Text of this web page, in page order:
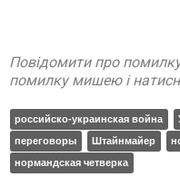
Повідомити про
помилку мишею і
российско-украинская война
переговоры
Штайнмайер
нормандская четверка